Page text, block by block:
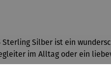
Silber ist ein
im Alltag oder ein